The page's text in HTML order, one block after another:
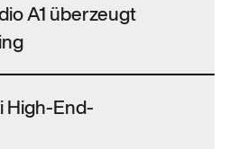
A1 überzeugt
High-End-